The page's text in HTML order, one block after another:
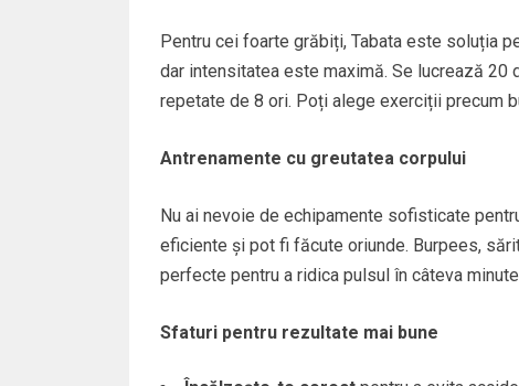
Pentru cei foarte grăbiți, Tabata este soluția
dar intensitatea este maximă. Se lucrează 20
repetate de 8 ori. Poți alege exerciții precum
Antrenamente cu greutatea corpului
Nu ai nevoie de echipamente sofisticate
eficiente și pot fi făcute oriunde. Burpees,
perfecte pentru a ridica pulsul în câteva
Sfaturi pentru rezultate mai bune